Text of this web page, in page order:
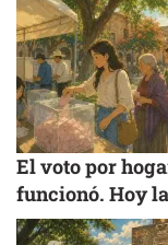
El voto por
funcionó. Hoy